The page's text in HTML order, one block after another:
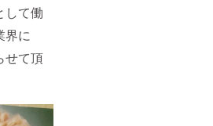
して働
界に
せて頂